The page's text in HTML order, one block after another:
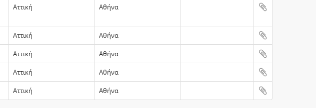
Αττική Αθήνα
Αττική Αθήνα
Αττική Αθήνα
Αττική Αθήνα
Αττική Αθήνα